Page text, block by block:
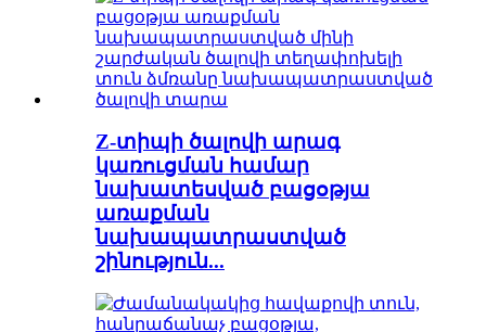
Z-տիպի ծալովի արագ
կառուցման համար
նախատեսված բացօթյա
առաքման
նախապատրաստված
շինություն...